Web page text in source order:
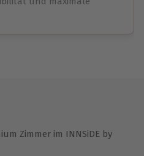
Zimmer im INNSiDE by